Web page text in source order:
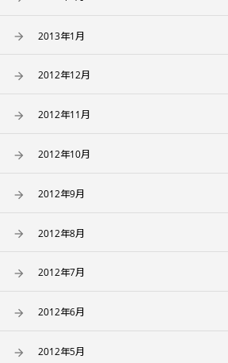
2013年1月
2012年12月
2012年11月
2012年10月
2012年9月
2012年8月
2012年7月
2012年6月
2012年5月